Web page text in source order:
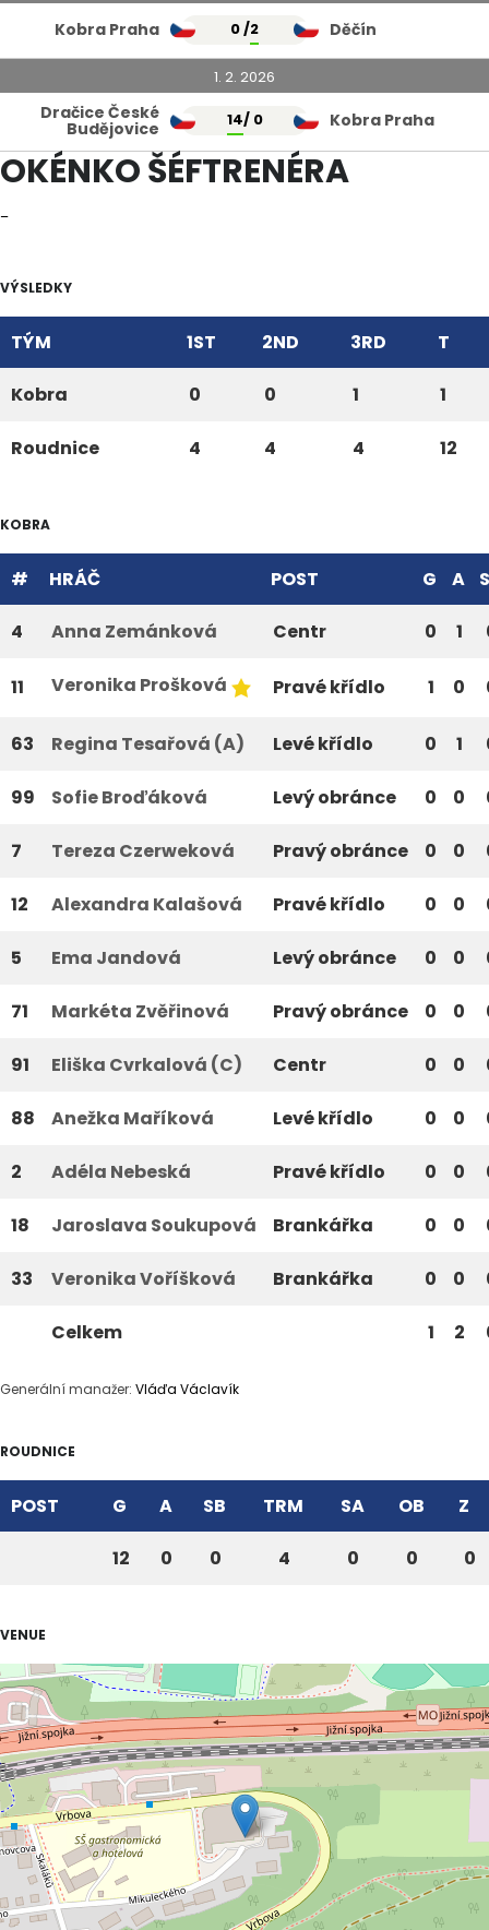
Kobra Praha 0 /2 Děčín
1. 2. 2026
Dračice České
Budějovice 14/ 0 Kobra Praha
OKÉNKO ŠÉFTRENÉRA
–
VÝSLEDKY
TÝM 1ST 2ND 3RD T
Kobra 0 0 1 1
Roudnice 4 4 4 12
KOBRA
# HRÁČ POST G A
4 Anna Zemánková Centr 0 1
11 Veronika Prošková Pravé křídlo 1 0
63 Regina Tesařová (A) Levé křídlo 0 1
99 Sofie Broďáková Levý obránce 0 0
7 Tereza Czerweková Pravý obránce 0 0
12 Alexandra Kalašová Pravé křídlo 0 0
5 Ema Jandová Levý obránce 0 0
71 Markéta Zvěřinová Pravý obránce 0 0
91 Eliška Cvrkalová (C) Centr 0 0
88 Anežka Maříková Levé křídlo 0 0
2 Adéla Nebeská Pravé křídlo 0 0
18 Jaroslava Soukupová Brankářka 0 0
33 Veronika Voříšková Brankářka 0 0
Celkem 1 2
Generální manažer: Vláďa Václavík
ROUDNICE
POST G A SB TRM SA OB Z
12 0 0 4 0 0 0
VENUE